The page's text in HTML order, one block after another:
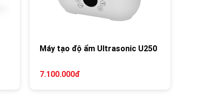
Máy tạo độ ẩm Ultrasonic U250
7.100.000đ